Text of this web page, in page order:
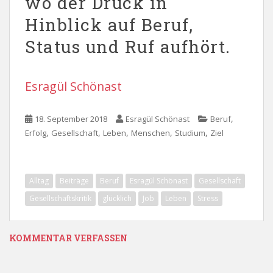
Hinblick auf Beruf,
Status und Ruf aufhört.
Esragül Schönast
18. September 2018 Esragül Schönast Beruf,
Erfolg, Gesellschaft, Leben, Menschen, Studium, Ziel
Alltag Beiträge Beruf Esragül Schönast
Gesellschaft
Gesellschaftskritik
glücklich Job Leben Stress
KOMMENTAR VERFASSEN